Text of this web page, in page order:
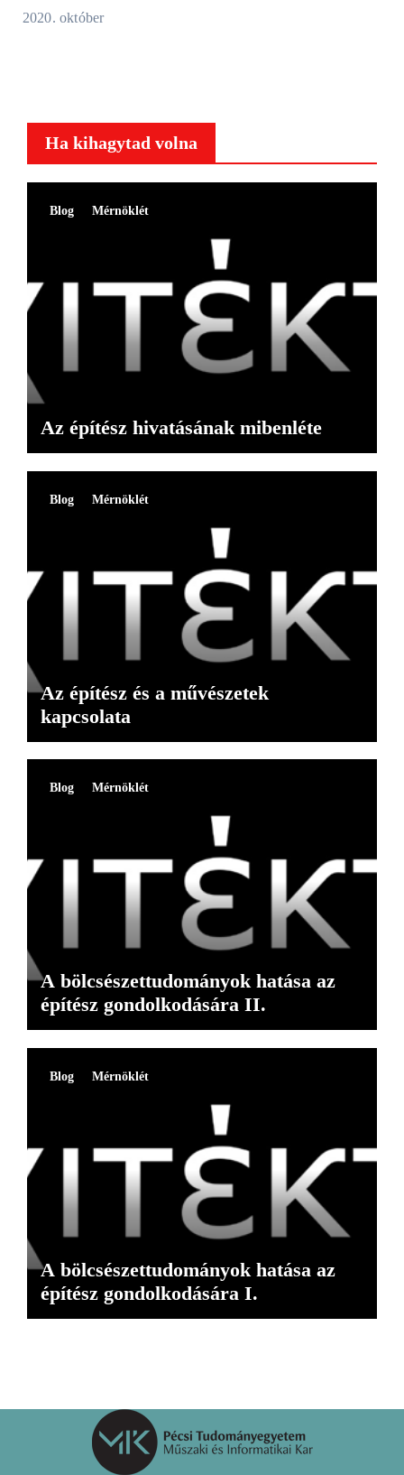
2020. október
Ha kihagytad volna
Blog Mérnöklét
Az építész hivatásának mibenléte
Blog Mérnöklét
Az építész és a művészetek
kapcsolata
Blog Mérnöklét
A bölcsészettudományok hatása az
építész gondolkodására II.
Blog Mérnöklét
A bölcsészettudományok hatása az
építész gondolkodására I.